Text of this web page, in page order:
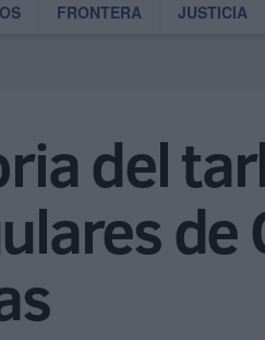
FRONTERA JUSTICIA
del
de